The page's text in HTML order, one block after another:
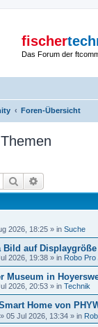
fischer
Das Forum der
Foren-Übersicht
Suche
2026, 18:25 » in Suche
Bild auf
2026, 19:38 » in Robo
Museum in
2026, 20:53 » in Technik
Home von
» 05 Jul 2026, 13:34 » in